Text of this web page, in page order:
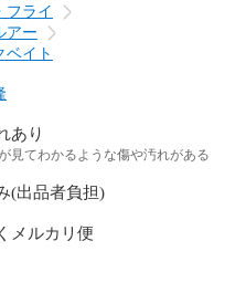
フライ
アー
ベイト
あり
見てわかるような傷や汚れがある
(出品者負担)
メルカリ便